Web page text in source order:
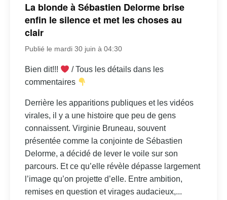
La blonde à Sébastien Delorme brise
enfin le silence et met les choses au
clair
Publié le mardi 30 juin à 04:30
Bien dit!!!
/ Tous les détails dans les
commentaires
Derrière les apparitions publiques et les vidéos
virales, il y a une histoire que peu de gens
connaissent. Virginie Bruneau, souvent
présentée comme la conjointe de Sébastien
Delorme, a décidé de lever le voile sur son
parcours. Et ce qu’elle révèle dépasse largement
l’image qu’on projette d’elle. Entre ambition,
remises en question et virages audacieux,...